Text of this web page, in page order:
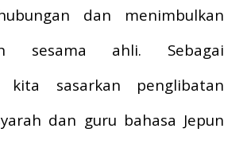
dan menimbulkan
sesama ahli. Sebagai
kita sasarkan penglibatan
dan guru bahasa Jepun